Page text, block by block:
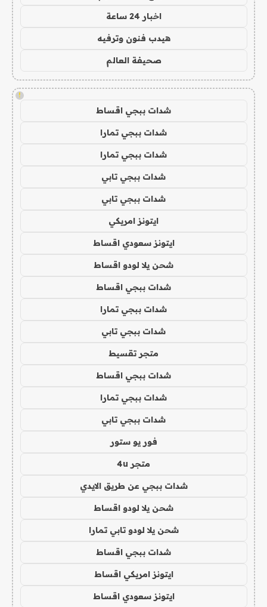
اخبار 24 ساعة
هيدب فنون وترفيه
صحيفة العالم
!
شدات ببجي اقساط
شدات ببجي تمارا
شدات ببجي تمارا
شدات ببجي تابي
شدات ببجي تابي
ايتونز امريكي
ايتونز سعودي اقساط
شحن يلا لودو اقساط
شدات ببجي اقساط
شدات ببجي تمارا
شدات ببجي تابي
متجر تقسيط
شدات ببجي اقساط
شدات ببجي تمارا
شدات ببجي تابي
فور يو ستور
متجر 4u
شدات ببجي عن طريق الايدي
شحن يلا لودو اقساط
شحن يلا لودو تابي تمارا
شدات ببجي اقساط
ايتونز امريكي اقساط
ايتونز سعودي اقساط